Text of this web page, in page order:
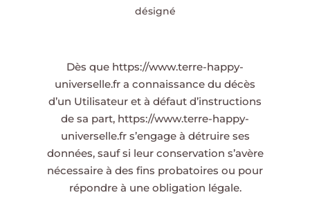
désigné
Dès que https://www.terre-happy-
universelle.fr a connaissance du décès
d’un Utilisateur et à défaut d’instructions
de sa part, https://www.terre-happy-
universelle.frs’engage à détruire ses
données, sauf si leur conservation s’avère
nécessaire à des fins probatoires ou pour
répondre à une obligation légale.